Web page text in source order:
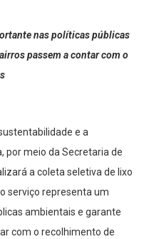
nas políticas públicas
passem a contar com o
e a
por meio da Secretaria de
a coleta seletiva de lixo
serviço representa um
ambientais e garante
com o recolhimento de